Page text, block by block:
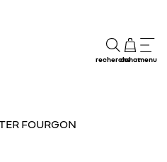
rechercheachatmenu
FOURGON